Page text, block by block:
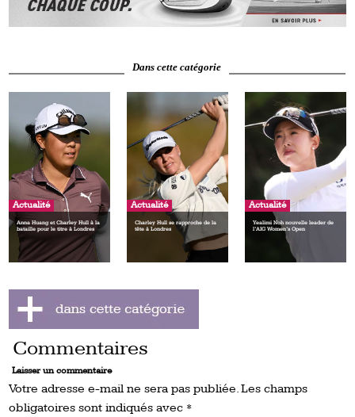
Dans cette catégorie
Actualité
Anna Huang et Charley Hull à la
bataille pour le titre à Londres
Actualité
Charley Hull se rapproche de la
tête à Londres
Actualité
Yealimi Noh nouvelle leader de
l’AIG Women’s Open
Commentaires
Laisser un commentaire
Votre adresse e-mail ne sera pas publiée.Les champs
obligatoires sont indiqués avec *